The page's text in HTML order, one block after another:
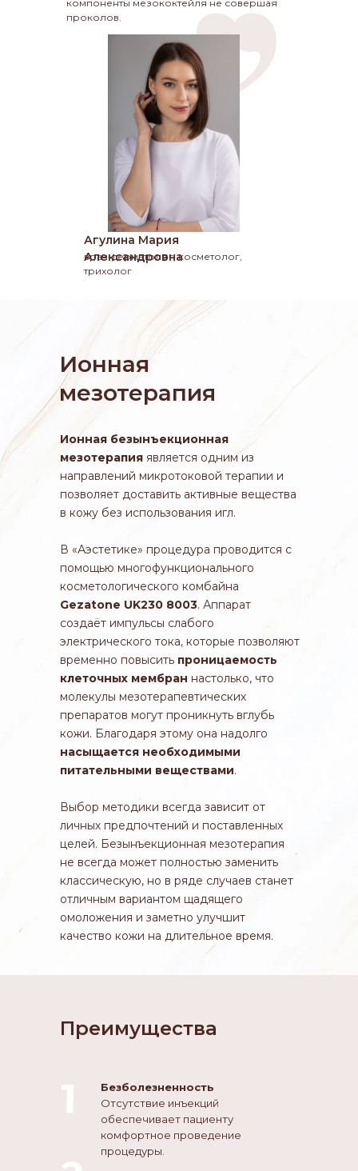
компоненты мезококтейля не совершая
проколов.
Агулина Мария
Александровна
врач-дерматолог, косметолог,
трихолог
Ионная безынъекционная
мезотерапия является одним из
направлений микротоковой терапии и
позволяет доставить активные вещества
в кожу без использования игл.
В «Аэстетике» процедура проводится с
помощью многофункционального
косметологического комбайна
Gezatone UK230 8003. Аппарат
создаёт импульсы слабого
электрического тока, которые позволяют
временно повысить проницаемость
клеточных мембран настолько, что
молекулы мезотерапевтических
препаратов могут проникнуть вглубь
кожи. Благодаря этому она надолго
насыщается необходимыми
питательными веществами.
Выбор методики всегда зависит от
личных предпочтений и поставленных
целей. Безынъекционная мезотерапия
не всегда может полностью заменить
классическую, но в ряде случаев станет
отличным вариантом щадящего
омоложения и заметно улучшит
качество кожи на длительное время.
Ионная
мезотерапия
Безболезненность
Отсутствие инъекций
обеспечивает пациенту
комфортное проведение
процедуры.
1
Преимущества